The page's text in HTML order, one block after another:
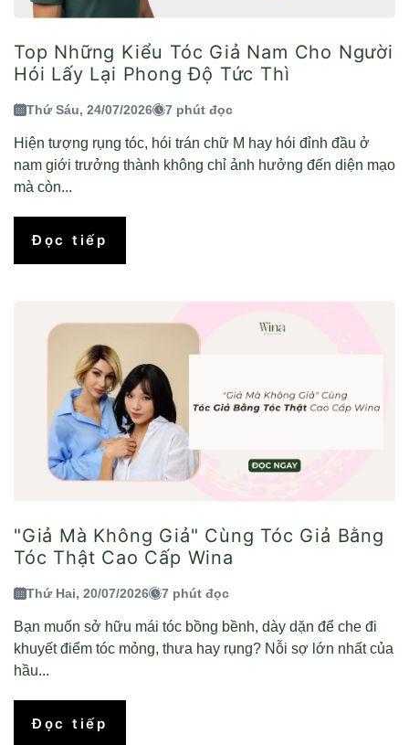
Top Những Kiểu Tóc Giả Nam Cho Người
Hói Lấy Lại Phong Độ Tức Thì
Thứ Sáu, 24/07/2026 7 phút đọc
Hiện tượng rụng tóc, hói trán chữ M hay hói đỉnh đầu ở
nam giới trưởng thành không chỉ ảnh hưởng đến diện mạo
mà còn...
Đọc tiếp
"Giả Mà Không Giả" Cùng Tóc Giả Bằng
Tóc Thật Cao Cấp Wina
Thứ Hai, 20/07/2026 7 phút đọc
Bạn muốn sở hữu mái tóc bồng bềnh, dày dặn để che đi
khuyết điểm tóc mỏng, thưa hay rụng? Nỗi sợ lớn nhất của
hầu...
Đọc tiếp